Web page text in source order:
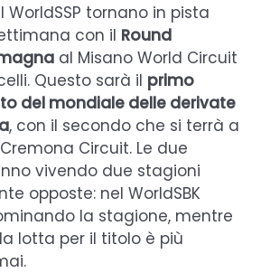
WorldSSP tornano in pista
con il Round
al Misano World Circuit
Questo sarà il primo
del mondiale delle derivate
, con il secondo che si terrà a
Circuit. Le due
vivendo due stagioni
opposte: nel WorldSBK
la stagione, mentre
la lotta per il titolo è più